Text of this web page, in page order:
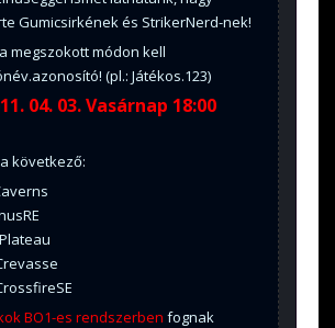
Gumicsirkének és StrikerNerd-nek!
megszokott módon kell
(pl.: Játékos.123)
04. 03. Vasárnap 18:00
következő:
BO1-es rendszerben fognak